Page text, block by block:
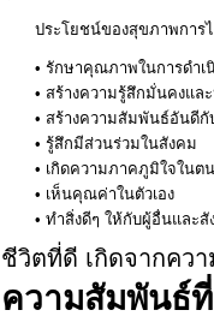
ประโยชน์ของสุขภาพการ
• รักษาคุณภาพในการดำเ
• สร้างความรู้สึกมั่นคงแล
• สร้างความสัมพันธ์อันดีกั
• รู้สึกมีส่วนร่วมในสังคม
• เกิดความภาคภูมิใจในตน
• เห็นคุณค่าในตัวเอง
• ทำสิ่งดีๆ ให้กับผู้อื่นและสั
ชีวิตที่ดี เกิดจากคว
ความสัมพันธ์